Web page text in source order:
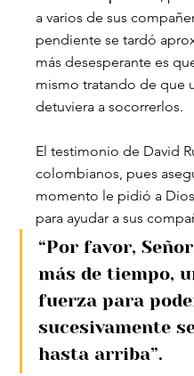
a varios de sus
pendiente se tardó
más desesperante es
mismo tratando de que
detuviera a socorrerlos.
El testimonio de David
colombianos, pues
momento le pidió a
para ayudar a sus
“Por favor,
más de tiempo,
fuerza para
sucesivamente
hasta arriba”.